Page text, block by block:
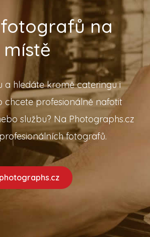
na
a hledáte kromě cateringu i
chcete profesionálně nafotit
službu? Na Photographs.cz
fotografů.